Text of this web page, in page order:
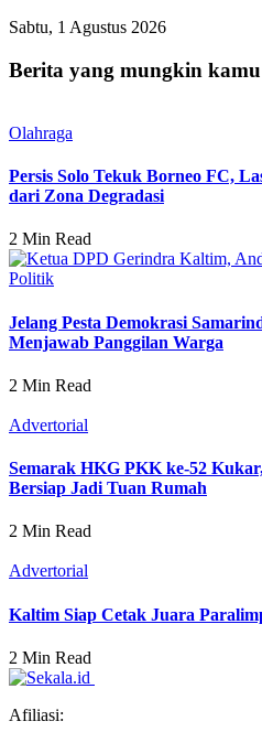
Sabtu, 1 Agustus 2026
Berita yang mungkin
Olahraga
Persis Solo Tekuk Borneo FC,
dari Zona Degradasi
2 Min Read
Politik
Jelang Pesta Demokrasi
Menjawab Panggilan Warga
2 Min Read
Advertorial
Semarak HKG PKK ke-52
Bersiap Jadi Tuan Rumah
2 Min Read
Advertorial
Kaltim Siap Cetak Juara
2 Min Read
Afiliasi: